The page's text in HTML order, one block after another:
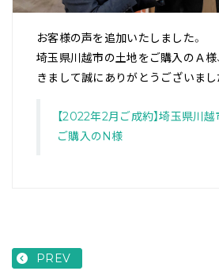
お客様の声を追加いたしました。
埼玉県川越市の土地をご購入のＡ様
きまして誠にありがとうございまし
【2022年2月ご成約】埼玉県川
ご購入のN様
PREV